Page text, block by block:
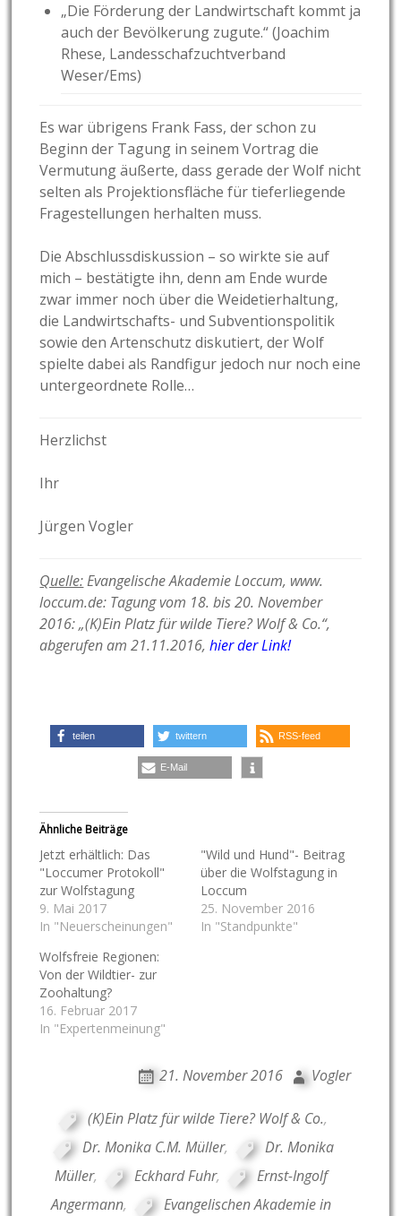
„Die Förderung der Landwirtschaft kommt ja
auch der Bevölkerung zugute.“ (Joachim
Rhese, Landesschafzuchtverband
Weser/Ems)
Es war übrigens Frank Fass, der schon zu
Beginn der Tagung in seinem Vortrag die
Vermutung äußerte, dass gerade der Wolf nicht
selten als Projektionsfläche für tieferliegende
Fragestellungen herhalten muss.
Die Abschlussdiskussion – so wirkte sie auf
mich – bestätigte ihn, denn am Ende wurde
zwar immer noch über die Weidetierhaltung,
die Landwirtschafts- und Subventionspolitik
sowie den Artenschutz diskutiert, der Wolf
spielte dabei als Randfigur jedoch nur noch eine
untergeordnete Rolle…
Herzlichst
Ihr
Jürgen Vogler
Quelle:Evangelische Akademie Loccum, www.
loccum.de: Tagung vom 18. bis 20. November
2016: „(K)Ein Platz für wilde Tiere? Wolf & Co.“,
abgerufen am 21.11.2016,hier der Link!
teilen twittern RSS-feed
E-Mail
Ähnliche Beiträge
Jetzt erhältlich: Das
"Loccumer Protokoll"
zur Wolfstagung
9. Mai 2017
In "Neuerscheinungen"
"Wild und Hund"- Beitrag
über die Wolfstagung in
Loccum
25. November 2016
In "Standpunkte"
Wolfsfreie Regionen:
Von der Wildtier- zur
Zoohaltung?
16. Februar 2017
In "Expertenmeinung"
21. November 2016 Vogler
(K)Ein Platz für wilde Tiere? Wolf & Co.,
Dr. Monika C.M. Müller,
Dr. Monika
Müller, Eckhard Fuhr,
Ernst-Ingolf
Angermann,
Evangelischen Akademie in